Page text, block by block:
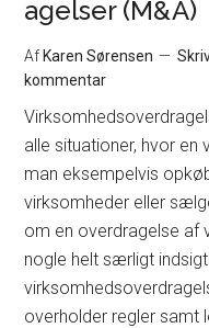
agelser (M&A)
AfKaren Sørensen
kommentar
alle situationer, hvor
man eksempelvis
virksomheder eller
om en overdragelse af
nogle helt særligt
overholder regler samt